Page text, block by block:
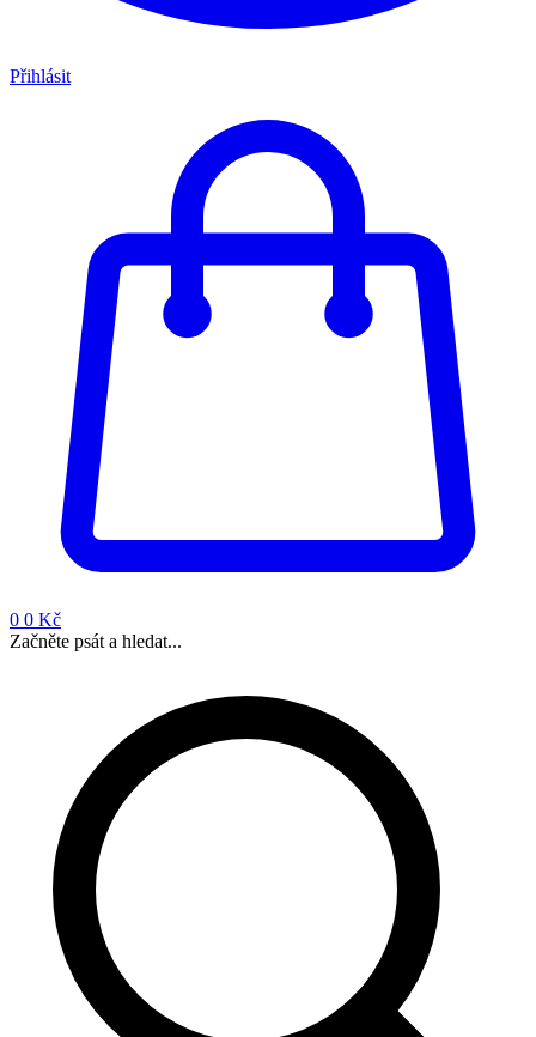
Přihlásit
0 0 Kč
Začněte psát a hledat...